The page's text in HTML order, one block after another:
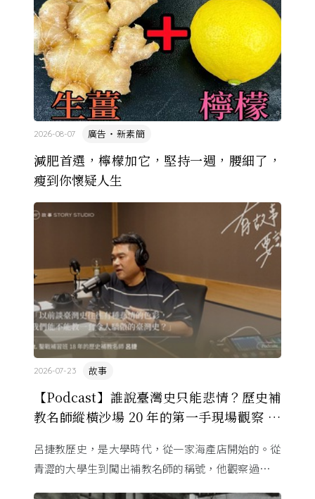
減肥首選，檸檬加它，堅持一週，腰細了，
瘦到你懷疑人生
廣告・新素簡
2026-08-07
【Podcast】誰說臺灣史只能悲情？歷史補
教名師縱橫沙場 20 年的第一手現場觀察 ft.
故事
2026-07-23
呂捷教歷史，是大學時代，從一家海產店開始的。從
青澀的大學生到闖出補教名師的稱號，他觀察過幾十